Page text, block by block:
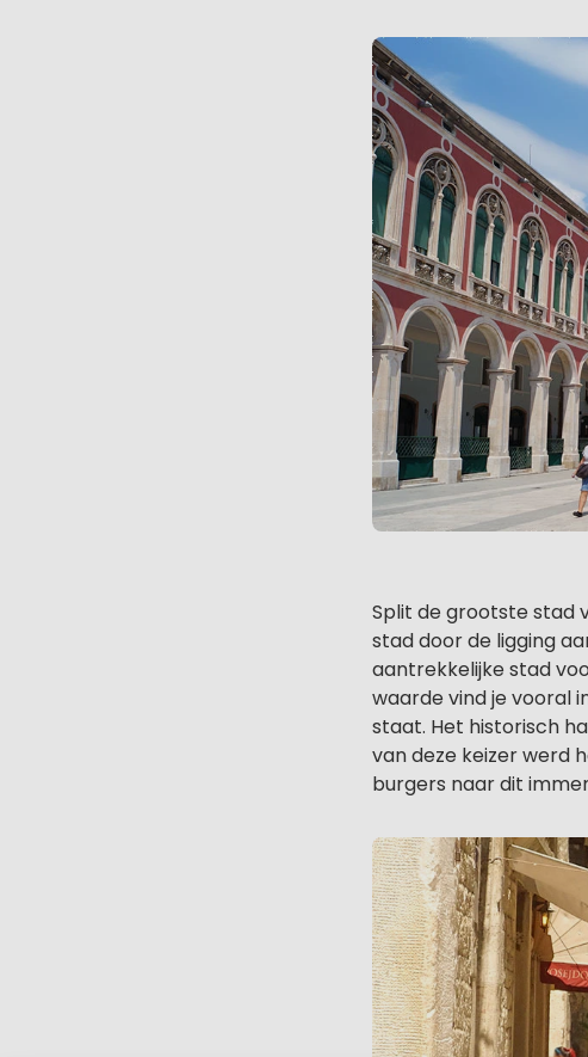
Split de grootste stad
stad door de ligging
aantrekkelijke stad
waarde vind je vooral
staat. Het historisch
van deze keizer werd
burgers naar dit